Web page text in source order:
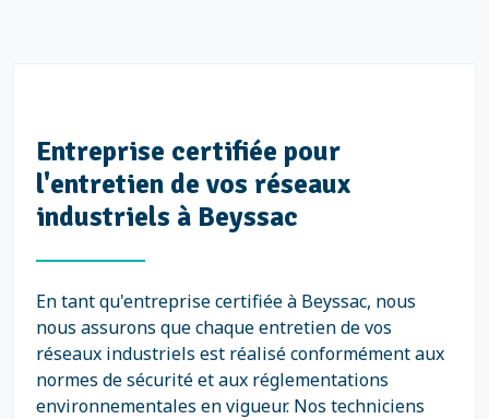
Entreprise certifiée pour
l'entretien de vos réseaux
industriels à Beyssac
En tant qu'entreprise certifiée à Beyssac, nous
nous assurons que chaque entretien de vos
réseaux industriels est réalisé conformément aux
normes de sécurité et aux réglementations
environnementales en vigueur. Nos techniciens